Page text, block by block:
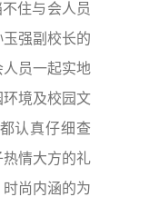
住与会人员
强副校长的
人员一起实地
境及校园文
认真仔细查
情大方的礼
尚内涵的为